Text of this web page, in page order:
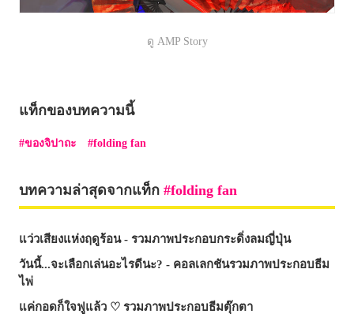
ดู AMP Story
แท็กของบทความนี้
ของจิปาถะ folding fan
บทความล่าสุดจากแท็ก folding fan
แว่วเสียงแห่งฤดูร้อน - รวมภาพประกอบกระดิ่งลมญี่ปุ่น
วันนี้...จะเลือกเล่นอะไรดีนะ? - คอลเลกชันรวมภาพประกอบธีม
ไพ่
แค่กอดก็ใจฟูแล้ว ♡ รวมภาพประกอบธีมตุ๊กตา